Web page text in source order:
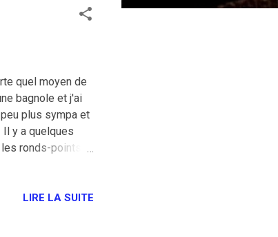
quel moyen de
bagnole et j'ai
plus sympa et
y a quelques
ronds-points
différences en
LIRE LA SUITE